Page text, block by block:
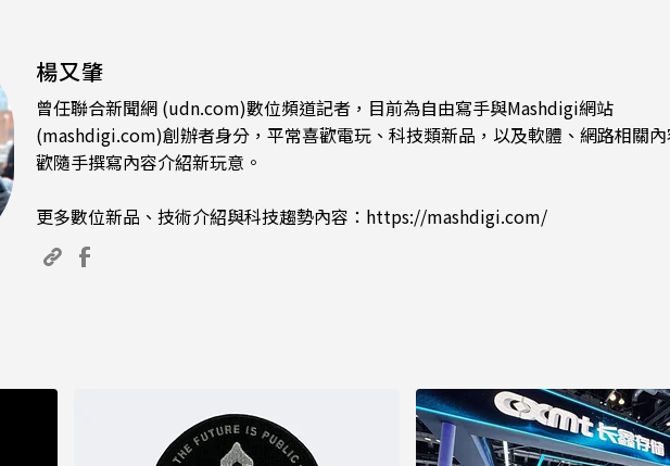
楊又肇
曾任聯合新聞網 (udn.com)數位頻道記者，目前為自由寫手與Mashdigi網站
(mashdigi.com)創辦者身分，平常喜歡電玩、科技類新品，以及軟體、網路相關
歡隨手撰寫內容介紹新玩意。
更多數位新品、技術介紹與科技趨勢內容： https://mashdigi.com/